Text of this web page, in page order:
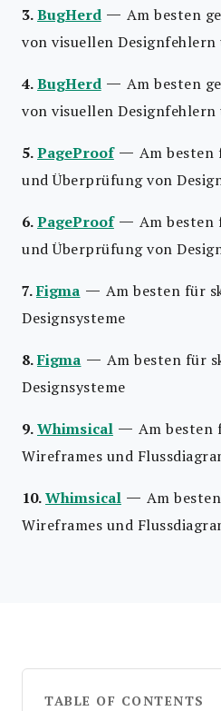
3.BugHerd — Am besten
von visuellen
4.BugHerd — Am besten
von visuellen
5.PageProof — Am
und Überprüfung von
6.PageProof — Am
und Überprüfung von
7.Figma — Am besten für
Designsysteme
8.Figma — Am besten für
Designsysteme
9.Whimsical — Am besten
Wireframes und
10.Whimsical — Am
Wireframes und
TABLE OF CONTENTS